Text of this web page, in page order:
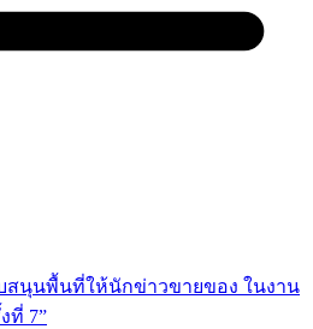
สนุนพื้นที่ให้นักข่าวขายของ ในงาน
ที่ 7”